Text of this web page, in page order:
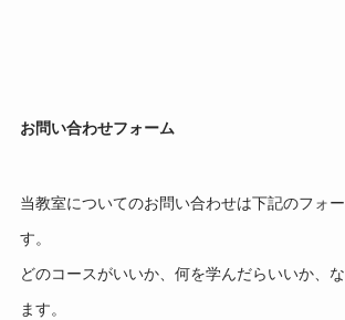
お問い合わせフォーム
当教室についてのお問い合わせは下記のフォ
す。
どのコースがいいか、何を学んだらいいか、
ます。